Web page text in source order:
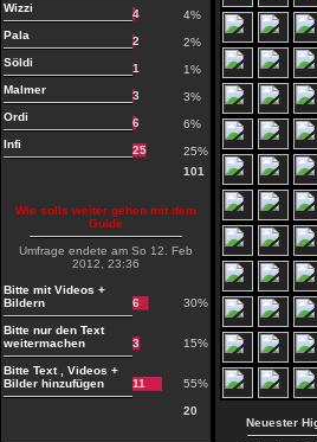
Wizzi
4
4%
Pala
2
2%
Söldi
1
1%
Malmer
3
3%
Ordi
6
6%
Infi
25
25%
101
Wie solls weiter gehen mit dem
Guide
Umfrage endete am So 12. Feb
2012, 23:36
Bitte mit Videos +
Bildern
6 30%
Bitte nur den Text
weitermachen
3 15%
Bitte Text , Videos +
Bilder hinzufügen
11 55%
20
Neuester